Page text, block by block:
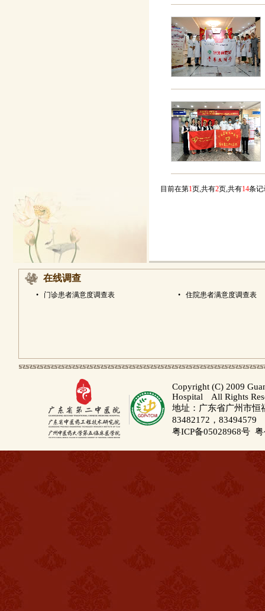
目前在第1页,共有2页,共有14条
在线调查
• 门诊患者满意度调查表 • 住院患者满意度调查表
Copyright (C) 2009
Hospital All Rights
地址：广东省广州市
83482172，83494579
粤ICP备05028968号